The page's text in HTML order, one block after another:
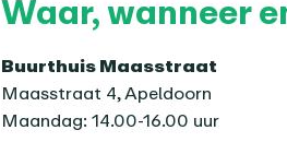
Waar, wanneer
Buurthuis Maasstraat
Maasstraat 4, Apeldoorn
Maandag: 14.00-16.00 uur